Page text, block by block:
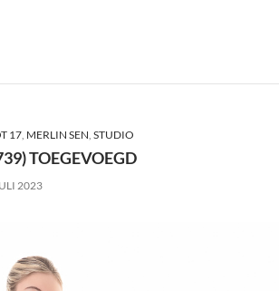
17 MERLIN SEN STUDIO
TOEGEVOEGD
2023